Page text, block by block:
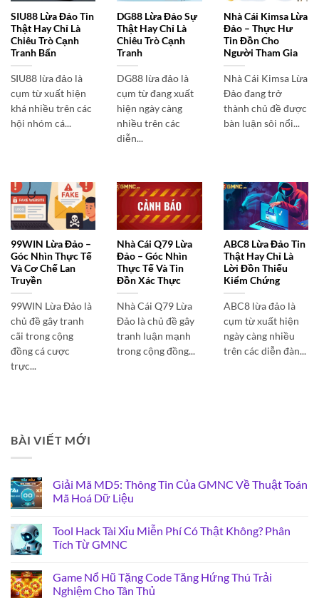
SIU88 Lừa Đảo Tin
Thật Hay Chỉ Là
Chiêu Trò Cạnh
Tranh Bẩn
SIU88 lừa đảo là
cụm từ xuất hiện
khá nhiều trên các
hội nhóm cá...
DG88 Lừa Đảo Sự
Thật Hay Chỉ Là
Chiêu Trò Cạnh
Tranh
DG88 lừa đảo là
cụm từ đang xuất
hiện ngày càng
nhiều trên các
diễn...
Nhà Cái Kimsa Lừa
Đảo – Thực Hư
Tin Đồn Cho
Người Tham Gia
Nhà Cái Kimsa Lừa
Đảo đang trở
thành chủ đề được
bàn luận sôi nổi...
99WIN Lừa Đảo –
Góc Nhìn Thực Tế
Và Cơ Chế Lan
Truyền
99WIN Lừa Đảo là
chủ đề gây tranh
cãi trong cộng
đồng cá cược
trực...
Nhà Cái Q79 Lừa
Đảo – Góc Nhìn
Thực Tế Và Tin
Đồn Xác Thực
Nhà Cái Q79 Lừa
Đảo là chủ đề gây
tranh luận mạnh
trong cộng đồng...
ABC8 Lừa Đảo Tin
Thật Hay Chỉ Là
Lời Đồn Thiếu
Kiểm Chứng
ABC8 lừa đảo là
cụm từ xuất hiện
ngày càng nhiều
trên các diễn đàn...
BÀI VIẾT MỚI
Giải Mã MD5: Thông Tin Của GMNC Về Thuật Toán
Mã Hoá Dữ Liệu
Tool Hack Tài Xỉu Miễn Phí Có Thật Không? Phân
Tích Từ GMNC
Game Nổ Hũ Tặng Code Tăng Hứng Thú Trải
Nghiệm Cho Tân Thủ